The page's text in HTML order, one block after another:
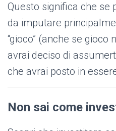
Questo significa che se
da imputare
“gioco” (anche se gioco
avrai deciso di
che avrai posto in
Non sai come